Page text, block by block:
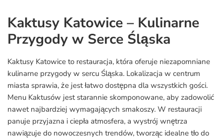
Kaktusy Katowice – Kulinarne
Przygody w Serce Śląska
Kaktusy Katowice to restauracja, która oferuje niezapomniane
kulinarne przygody w sercu Śląska. Lokalizacja w centrum
miasta sprawia, że jest łatwo dostępna dla wszystkich gości.
Menu Kaktusów jest starannie skomponowane, aby zadowolić
nawet najbardziej wymagających smakoszy. W restauracji
panuje przyjazna i ciepła atmosfera, a wystrój wnętrza
nawiązuje do nowoczesnych trendów, tworząc idealne tło do